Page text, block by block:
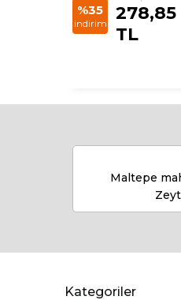
%35
indirim
278,85
TL
Maltepe
Kategoriler